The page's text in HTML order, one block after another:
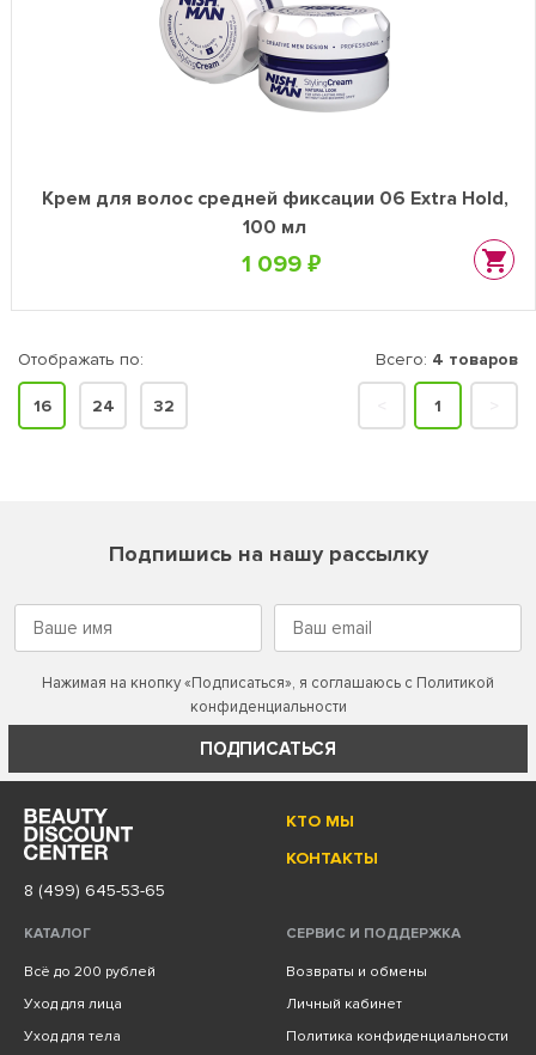
Крем для волос средней фиксации 06 Extra Hold,
100 мл
1 099 ₽
Отображать по:
16 24 32
Всего: 4 товаров
1
Подпишись на нашу рассылку
Нажимая на кнопку «Подписаться», я соглашаюсь с Политикой
конфиденциальности
ПОДПИСАТЬСЯ
КТО МЫ
КОНТАКТЫ
8 (499) 645-53-65
КАТАЛОГ
Всё до 200 рублей
Уход для лица
Уход для тела
СЕРВИС И ПОДДЕРЖКА
Возвраты и обмены
Личный кабинет
Политика конфиденциальности